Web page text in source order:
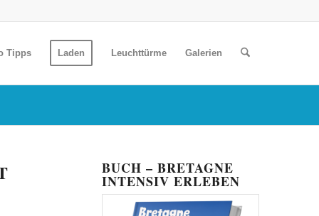
Tipps Laden Leuchttürme Galerien
BUCH – BRETAGNE
INTENSIV ERLEBEN